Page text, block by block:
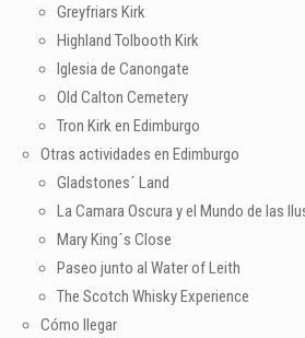
Greyfriars Kirk
Highland Tolbooth Kirk
Iglesia de Canongate
Old Calton Cemetery
Tron Kirk en Edimburgo
Otras actividades en Edimburgo
Gladstones´ Land
La Camara Oscura y el Mundo de las
Mary King´s Close
Paseo junto al Water of Leith
The Scotch Whisky Experience
Cómo llegar